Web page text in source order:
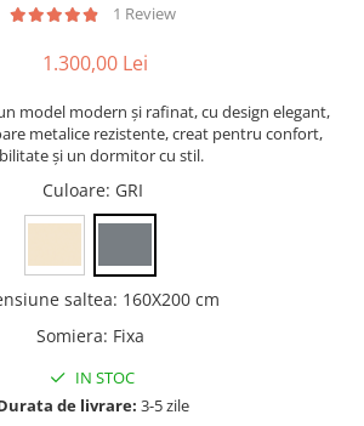
1 Review
1.300,00 Lei
model modern și rafinat, cu design elegant,
metalice rezistente, creat pentru confort,
și un dormitor cu stil.
Culoare: GRI
saltea: 160X200 cm
Somiera: Fixa
IN STOC
de livrare: 3-5 zile